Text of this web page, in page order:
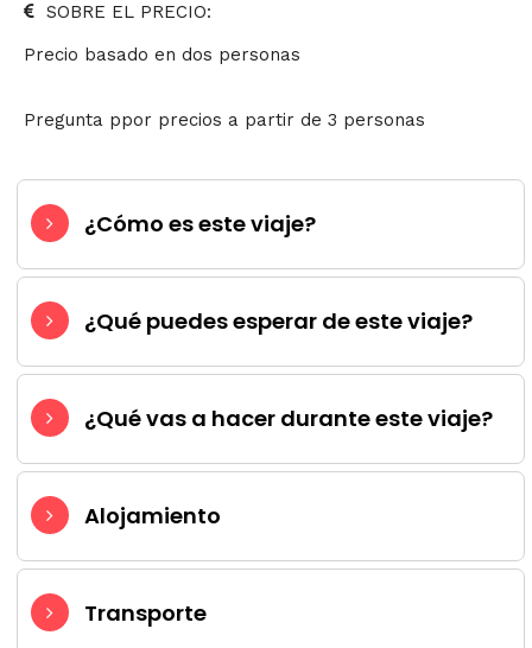
SOBRE EL PRECIO:
Precio basado en dos personas
Pregunta ppor precios a partir de 3 personas
¿Cómo es este viaje?
¿Qué puedes esperar de este viaje?
¿Qué vas a hacer durante este viaje?
Alojamiento
Transporte